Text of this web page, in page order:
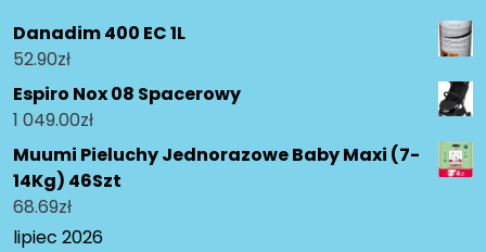
Danadim 400 EC 1L
52.90zł
Espiro Nox 08 Spacerowy
1 049.00zł
Muumi Pieluchy Jednorazowe Baby Maxi (7-
14Kg) 46Szt
68.69zł
lipiec 2026